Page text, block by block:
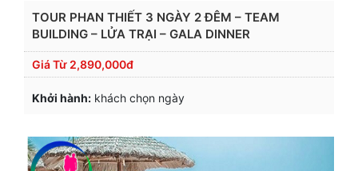
TOUR PHAN THIẾT 3 NGÀY 2 ĐÊM – TEAM
BUILDING – LỬA TRẠI – GALA DINNER
Giá Từ 2,890,000đ
Khởi hành: khách chọn ngày